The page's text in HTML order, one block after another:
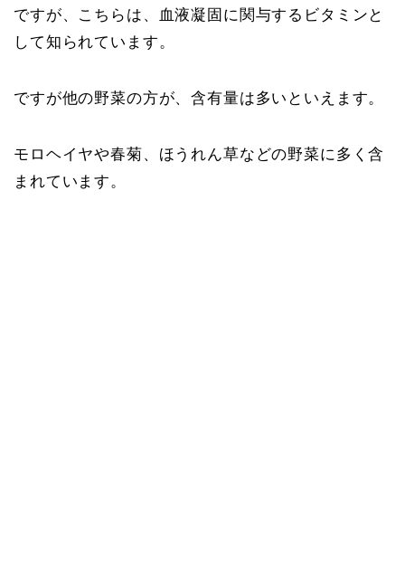
ですが、こちらは、血液凝固に関与するビタミンと
して知られています。
ですが他の野菜の方が、含有量は多いといえます。
モロヘイヤや春菊、ほうれん草などの野菜に多く含
まれています。